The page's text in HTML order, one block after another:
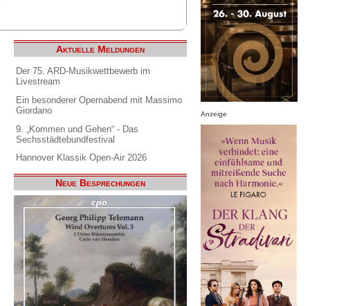
Aktuelle Meldungen
Der 75. ARD-Musikwettbewerb im
Livestream
Ein besonderer Opernabend mit Massimo
Giordano
9. „Kommen und Gehen“ - Das
Sechsstädtebundfestival
Hannover Klassik Open-Air 2026
Neue Besprechungen
Anzeige